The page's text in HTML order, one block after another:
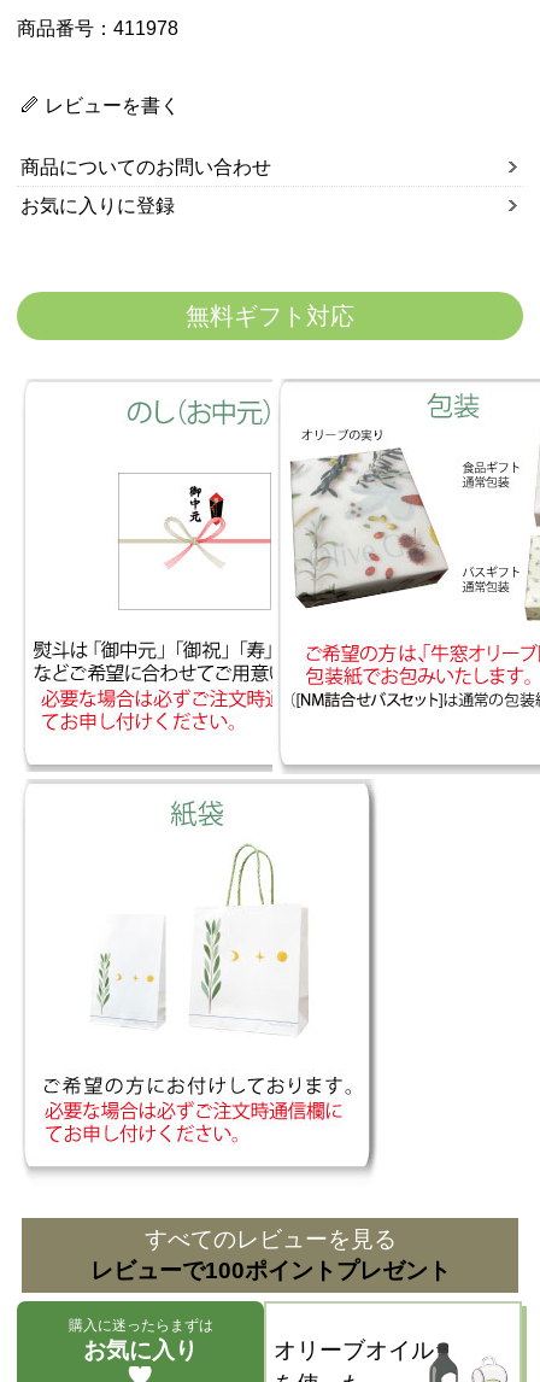
商品番号：411978
レビューを書く
商品についてのお問い合わせ
お気に入りに登録
無料ギフト対応
すべてのレビューを見る
レビューで100ポイントプレゼント
購入に迷ったらまずは
お気に入り
オリーブオイル